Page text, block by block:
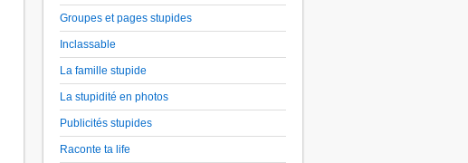
Groupes et pages stupides
Inclassable
La famille stupide
La stupidité en photos
Publicités stupides
Raconte ta life